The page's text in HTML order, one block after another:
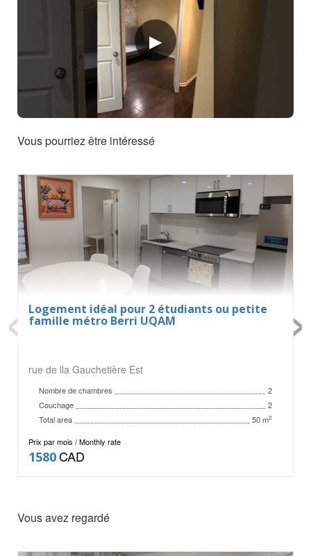
Vous pourriez être intéressé
Logement idéal pour 2 étudiants ou petite
famille métro Berri UQAM
rue de lla Gauchetière Est
Nombre de chambres
2
Couchage
2
Total area
50 m2
Prix par mois / Monthly rate
1580CAD
‹ ›
Vous avez regardé